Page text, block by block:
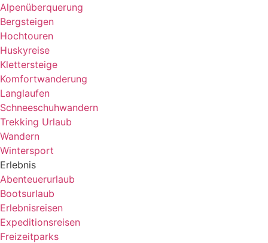
Alpenüberquerung
Bergsteigen
Hochtouren
Huskyreise
Klettersteige
Komfortwanderung
Langlaufen
Schneeschuhwandern
Trekking Urlaub
Wandern
Wintersport
Erlebnis
Abenteuerurlaub
Bootsurlaub
Erlebnisreisen
Expeditionsreisen
Freizeitparks